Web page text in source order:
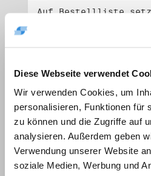
Diese Webseite verwendet
Wir verwenden Cookies, um
personalisieren, Funktionen für
zu können und die Zugriffe auf
analysieren. Außerdem geben
Verwendung unserer Website
soziale Medien, Werbung und
Auf Bestellliste